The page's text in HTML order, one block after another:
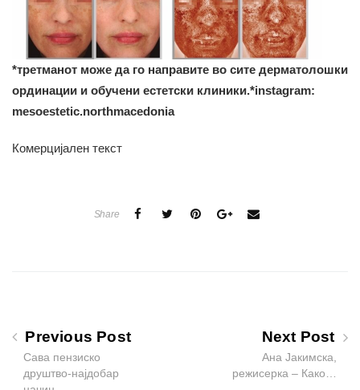
*третманот може да го направите во сите дерматолошки
ординации и обучени естетски клиники.*instagram:
mesoestetic.northmacedonia
Комерцијален текст
Share
Previous Post
Сава пензиско
друштво-најдобар
Next Post
Ана Јакимска,
режисерка – Како…